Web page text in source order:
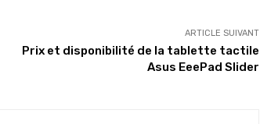
ARTICLE SUIVANT
Prix et disponibilité de la tablette tactile
Asus EeePad Slider